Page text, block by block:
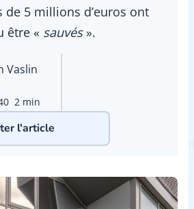
de 5 millions d’euros ont
être « sauvés ».
Vaslin
2 min
l'article